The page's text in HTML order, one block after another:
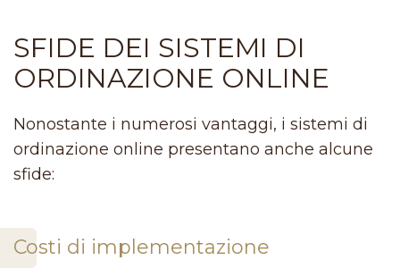
SFIDE DEI SISTEMI DI
ORDINAZIONE ONLINE
Nonostante i numerosi vantaggi, i sistemi di
ordinazione online presentano anche alcune
sfide:
Costi di implementazione